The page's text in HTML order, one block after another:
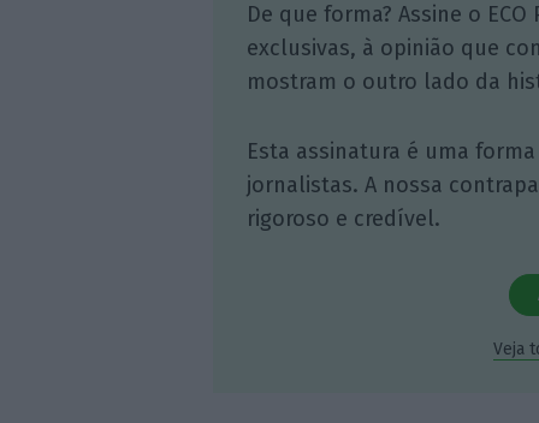
De que forma? Assine o
exclusivas, à opinião que
mostram o outro lado da
Esta assinatura é uma
jornalistas. A nossa
rigoroso e credível.
Veja